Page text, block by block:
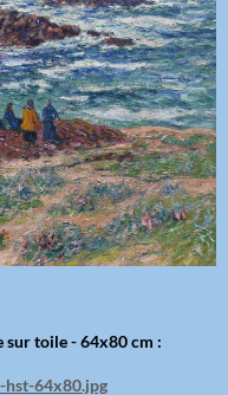
sur toile - 64x80 cm :